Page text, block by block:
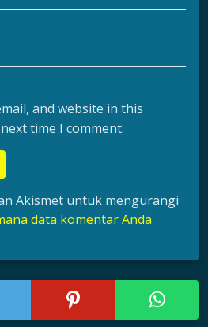
and website in this
time I comment.
Akismet untuk mengurangi
data komentar Anda